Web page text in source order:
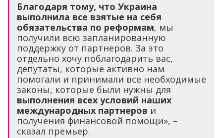
Благодаря тому, что Украина
выполнила все взятые на себя
обязательства по реформам, мы
получили всю запланированную
поддержку от партнеров. За это
отдельно хочу поблагодарить вас,
депутаты, которые активно нам
помогали и принимали все необходимые
законы, которые были нужны для
выполнения всех условий наших
международных партнеров и
получения финансовой помощи», –
сказал премьер.